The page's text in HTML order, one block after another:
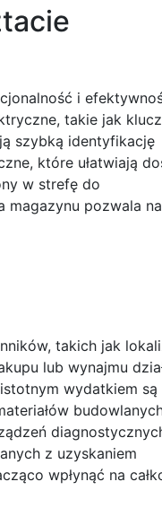
i
takie jak
szybką identyfikację
które ułatwiają
w strefę do
magazynu pozwala na
takich jak
lub wynajmu
wydatkiem
z uzyskaniem
wpłynąć na